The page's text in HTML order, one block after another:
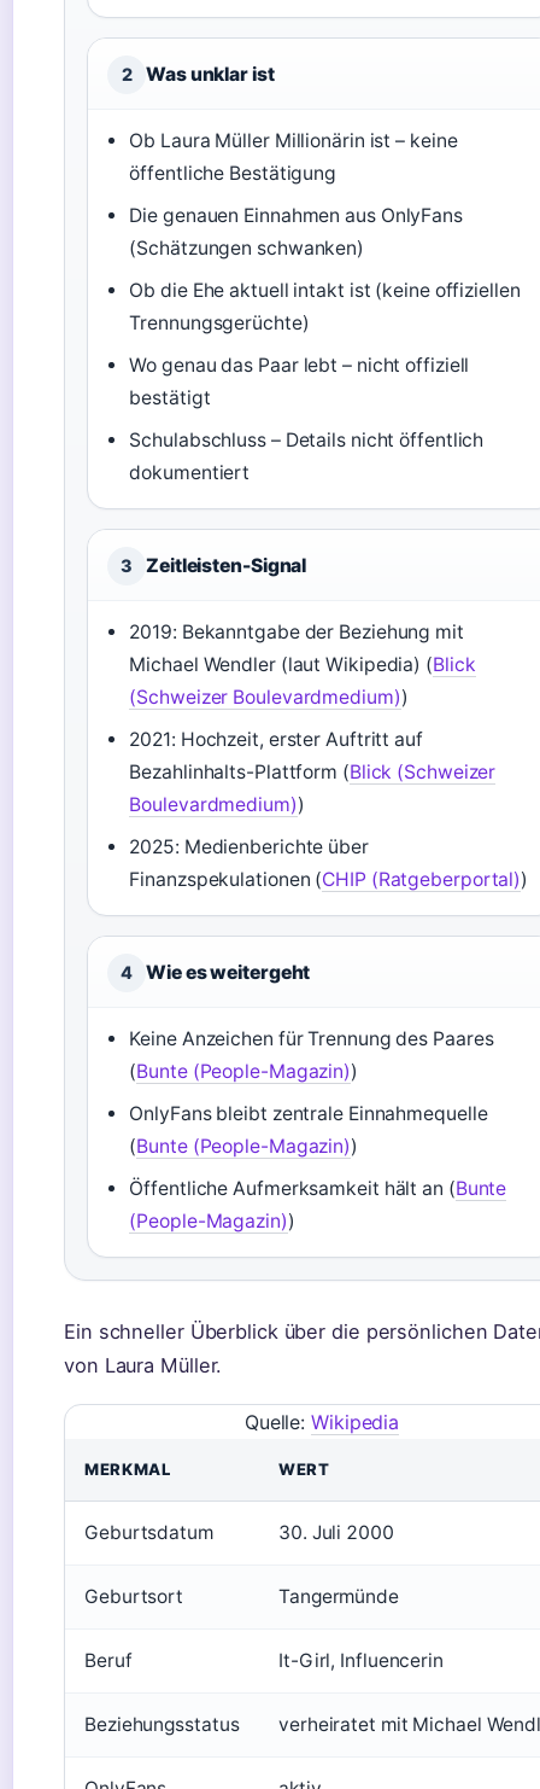
2 Was unklar ist
Ob Laura Müller Millionärin ist – keine
öffentliche Bestätigung
Die genauen Einnahmen aus OnlyFans
(Schätzungen schwanken)
Ob die Ehe aktuell intakt ist (keine offiziellen
Trennungsgerüchte)
Wo genau das Paar lebt – nicht offiziell
bestätigt
Schulabschluss – Details nicht öffentlich
dokumentiert
3 Zeitleisten-Signal
2019: Bekanntgabe der Beziehung mit
Michael Wendler (laut Wikipedia) (Blick
(Schweizer Boulevardmedium))
2021: Hochzeit, erster Auftritt auf
Bezahlinhalts-Plattform (Blick (Schweizer
Boulevardmedium))
2025: Medienberichte über
Finanzspekulationen (CHIP (Ratgeberportal))
4 Wie es weitergeht
Keine Anzeichen für Trennung des Paares
(Bunte (People-Magazin))
OnlyFans bleibt zentrale Einnahmequelle
(Bunte (People-Magazin))
Öffentliche Aufmerksamkeit hält an (Bunte
(People-Magazin))
Ein schneller Überblick über die persönlichen
von Laura Müller.
Quelle:Wikipedia
MERKMAL WERT
Geburtsdatum 30. Juli 2000
Geburtsort Tangermünde
Beruf It-Girl, Influencerin
Beziehungsstatus verheiratet mit Michael